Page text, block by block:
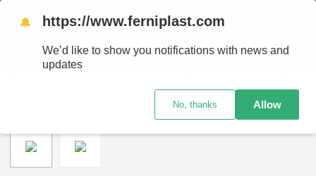
🔔 https://www.ferniplast.com
We’d like to show you notifications with news and
updates
No, thanks Allow